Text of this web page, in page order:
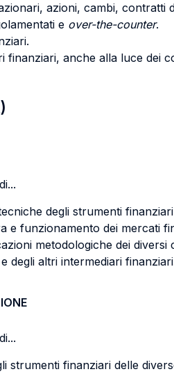
azioni, cambi, contratti
e over-the-counter.
finanziari, anche alla luce dei
degli strumenti
e funzionamento dei mercati
metodologiche dei diversi
degli altri intermediari
strumenti finanziari delle